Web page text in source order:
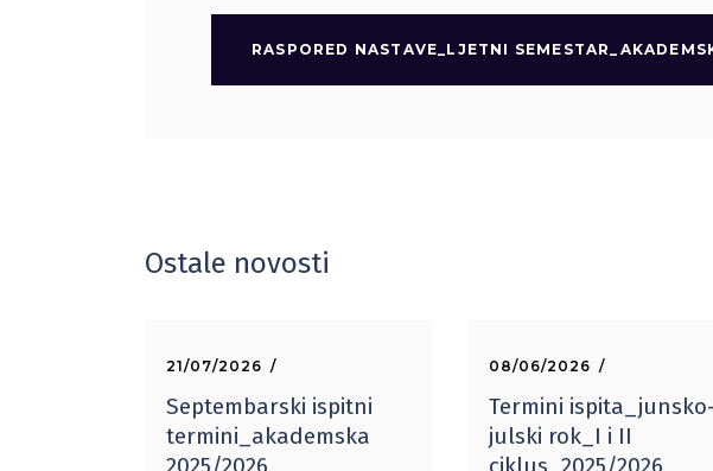
RASPORED NASTAVE_LJETNI
Ostale novosti
21/07/2026
Septembarski ispitni
termini_akademska
08/06/2026
Termini ispita_junsko-
julski rok_I i II